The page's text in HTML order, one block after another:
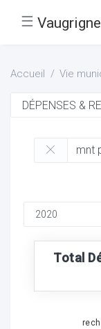
☰
Accueil Vie
Total